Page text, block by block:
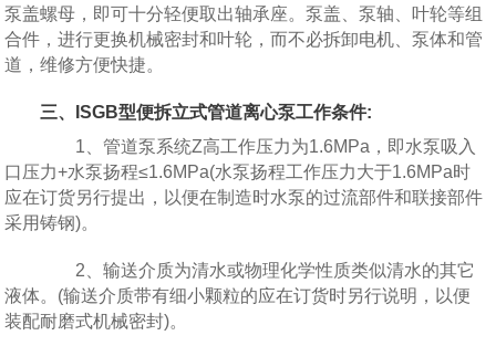
泵盖螺母，即可十分轻便取出轴承座。泵盖、泵轴、叶轮等组
合件，进行更换机械密封和叶轮，而不必拆卸电机、泵体和管
道，维修方便快捷。
三、ISGB型便拆立式管道离心泵工作条件:
1、管道泵系统Z高工作压力为1.6MPa，即水泵吸入
口压力+水泵扬程≤1.6MPa(水泵扬程工作压力大于1.6MPa时
应在订货另行提出，以便在制造时水泵的过流部件和联接部件
采用铸钢)。
2、输送介质为清水或物理化学性质类似清水的其它
液体。(输送介质带有细小颗粒的应在订货时另行说明，以便
装配耐磨式机械密封)。